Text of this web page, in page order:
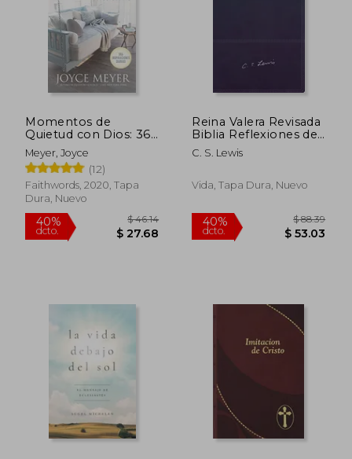
40%
dcto. $ 28.75 dcto.
Momentos de
Quietud con Dios: 365
Inspiraciones Diarias
Meyer, Joyce
(12)
Faithwords, 2020, Tapa
Dura, Nuevo
Reina Valera Revisada
Biblia Reflexiones de
c. S. Lewis,
Leathersoft, Azul
Colores
C. S. Lewis
Vida, Tapa Dura, Nuevo